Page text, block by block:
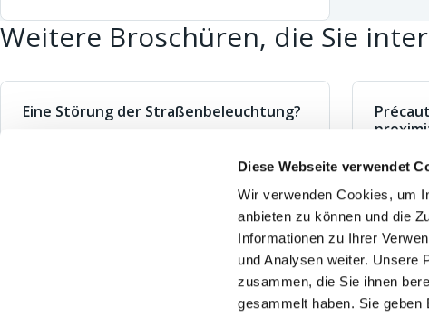
Diese Webseite verwendet
Wir verwenden Cookies, um
anbieten zu können und die
Informationen zu Ihrer
und Analysen weiter. Unsere
zusammen, die Sie ihnen
gesammelt haben. Sie
Weitere Broschüren, die Sie
Eine Störung der Straßenbeleuchtung?
ÜBER ORES
Unser